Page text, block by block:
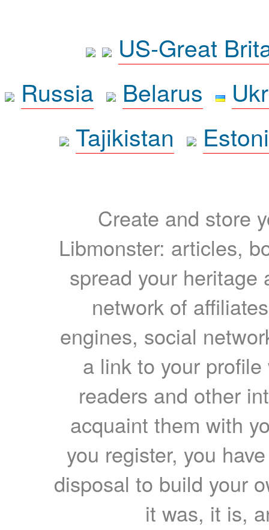
US-Great
Russia
Belarus
Tajikistan
Create and store
Libmonster: articles,
spread your heritage
network of
engines, social
a link to your
readers and other
acquaint them with
you register, you
disposal to build your
it was, it is,